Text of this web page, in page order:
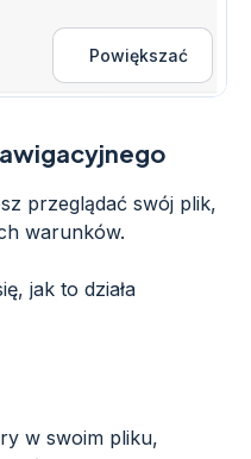
Powiększać
przeglądać swój plik,
warunków.
jak to działa
w swoim pliku,